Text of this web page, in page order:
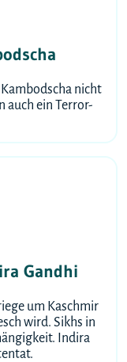
nicht
auch ein Terror-
Gandhi
um Kaschmir
wird. Sikhs in
Indira